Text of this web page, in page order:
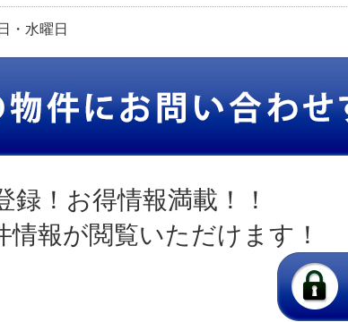
・水曜日
！お得情報満載！！
報が閲覧いただけます！